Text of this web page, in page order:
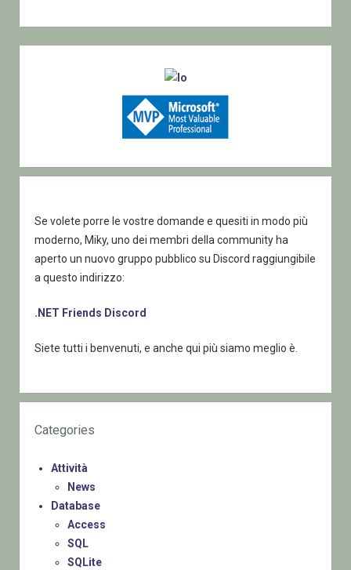
Se volete porre le vostre domande e quesiti in modo più
moderno, Miky, uno dei membri della community ha
aperto un nuovo gruppo pubblico su Discord raggiungibile
a questo indirizzo:
.NET Friends Discord
Siete tutti i benvenuti, e anche qui più siamo meglio è.
Categories
Attività
News
Database
Access
SQL
SQLite